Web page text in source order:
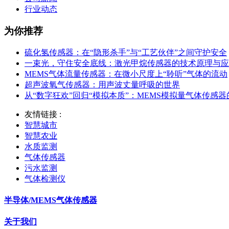
行业动态
为你推荐
硫化氢传感器：在“隐形杀手”与“工艺伙伴”之间守护安全
一束光，守住安全底线：激光甲烷传感器的技术原理与应
MEMS气体流量传感器：在微小尺度上“聆听”气体的流动
超声波氧气传感器：用声波丈量呼吸的世界
从“数字狂欢”回归“模拟本质”：MEMS模拟量气体传感
友情链接 :
智慧城市
智慧农业
水质监测
气体传感器
污水监测
气体检测仪
半导体/MEMS气体传感器
关于我们